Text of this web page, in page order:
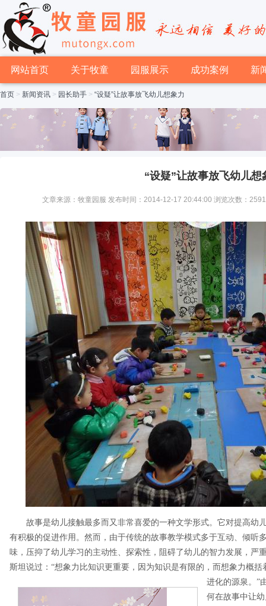
网站首页 关于牧童 园服展示 成功案例 新
首页 > 新闻资讯 > 园长助手 > “设疑”让故事放飞幼儿想象力
“设疑”让故事放飞幼儿想
文章来源：牧童园服 发布时间：2014-12-17 20:44:00 浏览次数：2591
故事是幼儿接触最多而又非常喜爱的一种文学形式。它对提高幼
有积极的促进作用。然而，由于传统的故事教学模式多于互动、倾听
味，压抑了幼儿学习的主动性、探索性，阻碍了幼儿的智力发展，严
斯坦说过：“想象力比知识更重要，因为知识是有限的，而想象力概
进化的源泉。”
何在故事中让